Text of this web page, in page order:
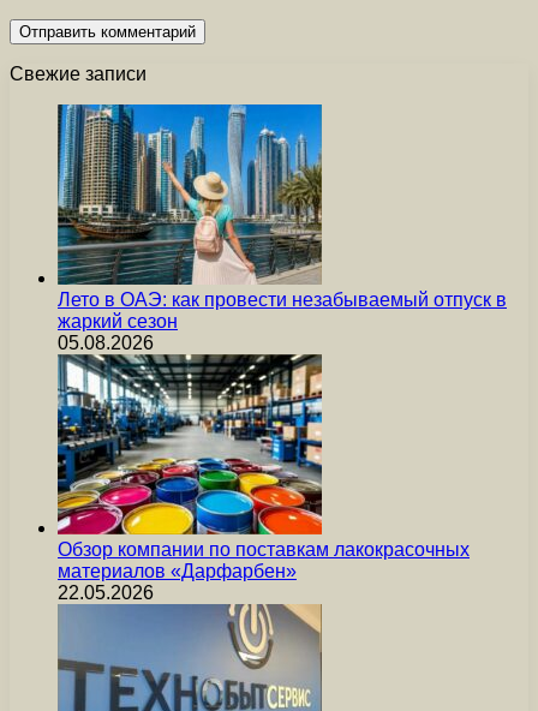
Свежие записи
Лето в ОАЭ: как провести незабываемый отпуск в
жаркий сезон
05.08.2026
Обзор компании по поставкам лакокрасочных
материалов «Дарфарбен»
22.05.2026